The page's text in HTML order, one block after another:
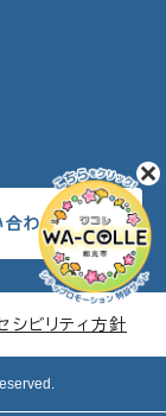
合わせ
シビリティ方針